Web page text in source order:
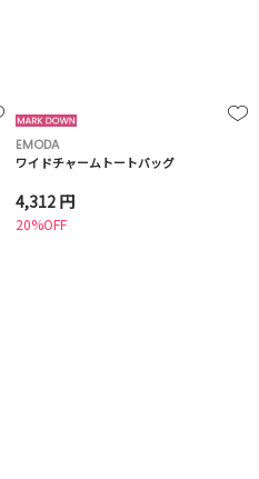
EMODA
ワイドチャームトートバッグ
4,312 円
20%OFF